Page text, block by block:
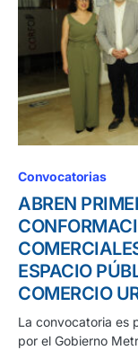
Convocatorias
ABREN
ESPACIO
COMERCIO
La convocatoria es
por el Gobierno